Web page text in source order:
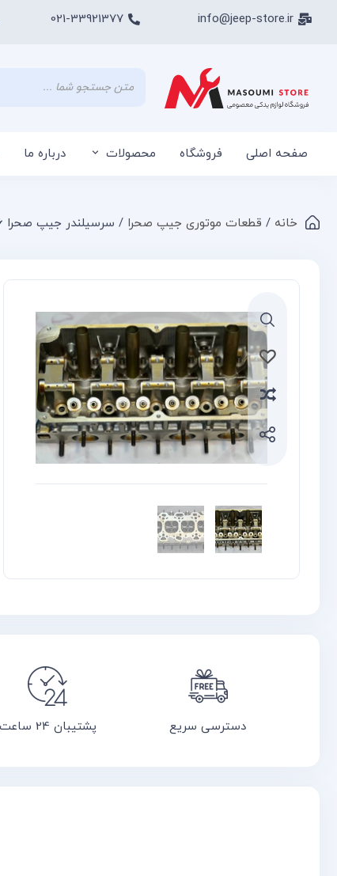
info@jeep-store.ir
021-33921377
صفحه اصلی فروشگاه محصولات درباره ما
خانه / قطعات موتوری جیپ صحرا / سرسیلندر جیپ صحرا 16 سوپاپ
دسترسی سریع پشتیبان 24 ساعت